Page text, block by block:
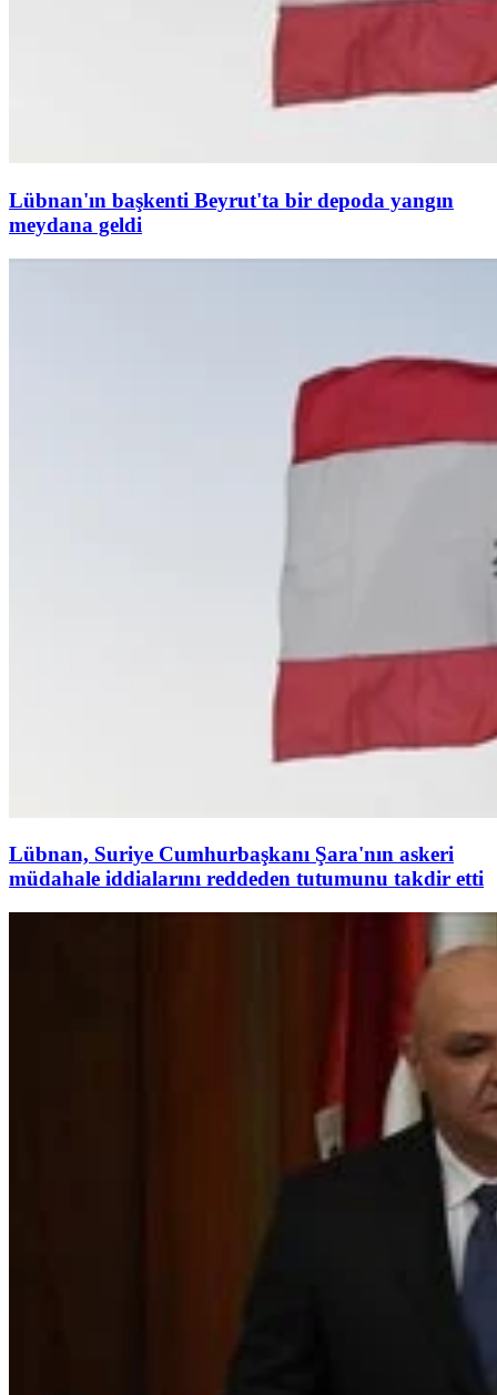
Lübnan'ın başkenti Beyrut'ta bir depoda yangın
meydana geldi
Lübnan, Suriye Cumhurbaşkanı Şara'nın askeri
müdahale iddialarını reddeden tutumunu takdir etti